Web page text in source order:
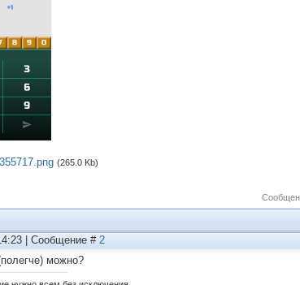
(265.0 Kb)
| Сообщение # 2
можно?